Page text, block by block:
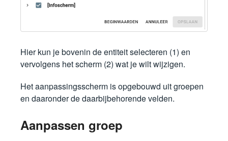
Hier kun je bovenin de entiteit selecteren (1) en
vervolgens het scherm (2) wat je wilt wijzigen.
Het aanpassingsscherm is opgebouwd uit groepen
en daaronder de daarbijbehorende velden.
Aanpassen groep